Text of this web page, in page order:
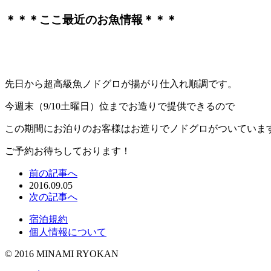
＊＊＊ここ最近のお魚情報＊＊＊
先日から超高級魚ノドグロが揚がり仕入れ順調です。
今週末（9/10土曜日）位までお造りで提供できるので
この期間にお泊りのお客様はお造りでノドグロがついていま
ご予約お待ちしております！
前の記事へ
2016.09.05
次の記事へ
宿泊規約
個人情報について
© 2016 MINAMI RYOKAN